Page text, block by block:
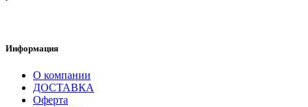
Информация
О компании
ДОСТАВКА
Оферта